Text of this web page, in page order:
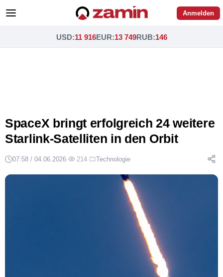
Anmelden
USD:11 916EUR:13 749RUB:146
SpaceX bringt erfolgreich 24 weitere
Starlink-Satelliten in den Orbit
07:58 / 04.06.2026· 214· Technologie